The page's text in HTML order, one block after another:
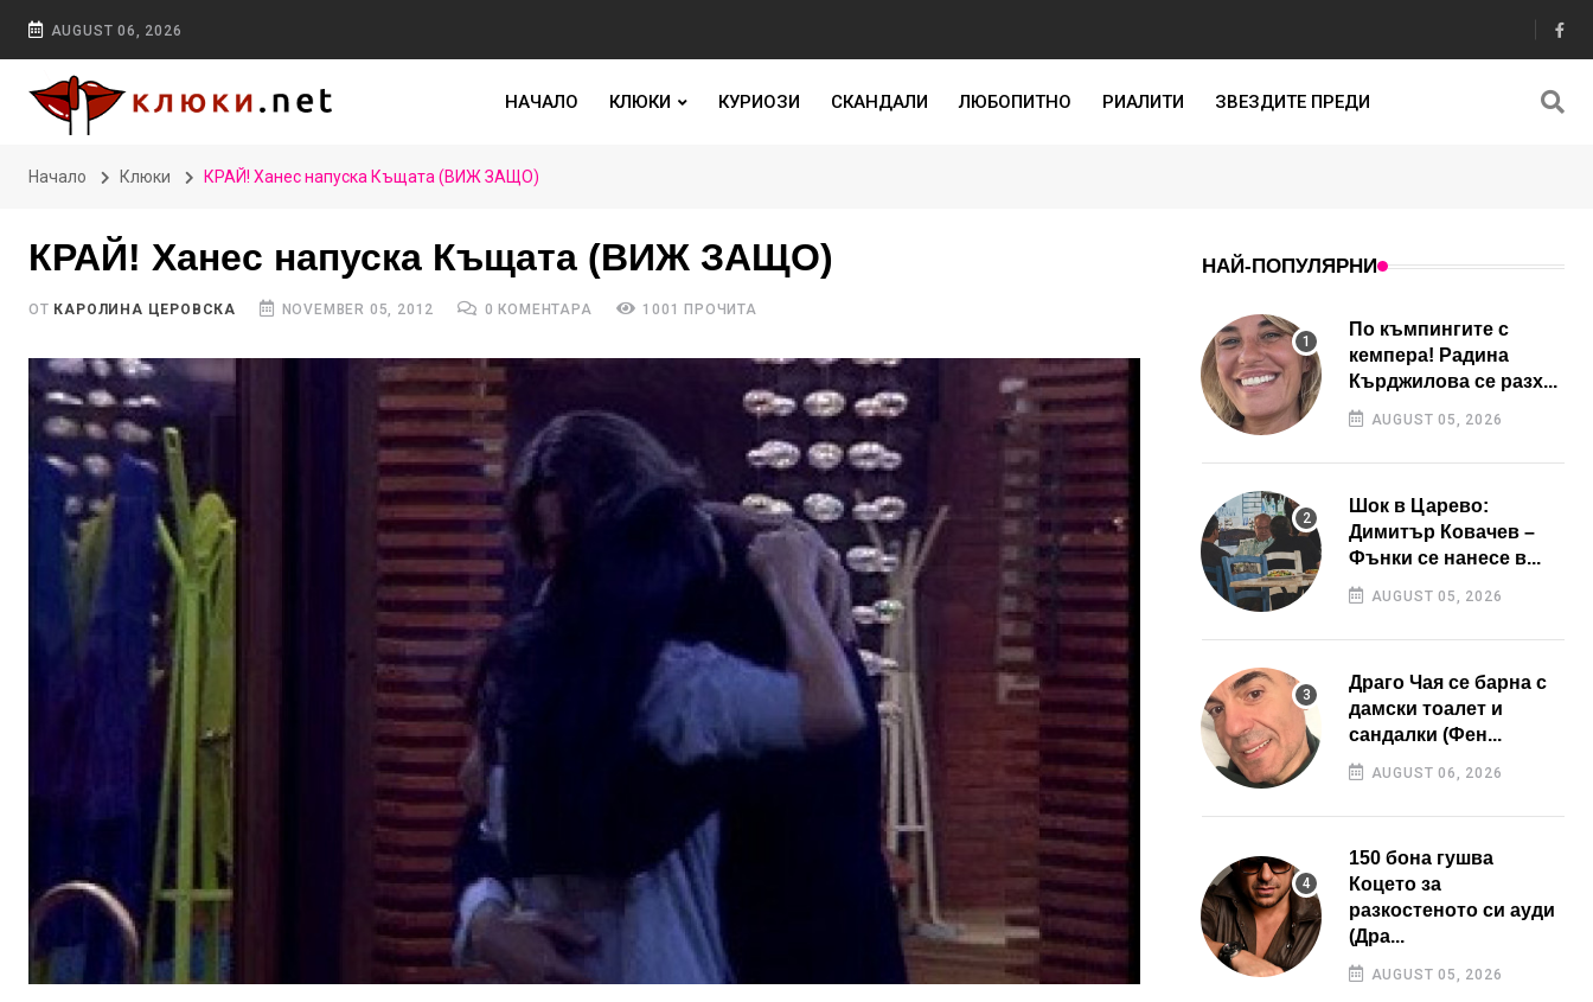
AUGUST 06, 2026
НАЧАЛО КЛЮКИ КУРИОЗИ СКАНДАЛИ ЛЮБОПИТНО РИАЛИТИ ЗВЕЗДИТЕ ПРЕДИ
Начало Клюки КРАЙ! Ханес напуска Къщата (ВИЖ ЗАЩО)
КРАЙ! Ханес напуска Къщата (ВИЖ ЗАЩО)
ОТ КАРОЛИНА ЦЕРОВСКА NOVEMBER 05, 2012 0 КОМЕНТАРА 1001 ПРОЧИТА
НАЙ-ПОПУЛЯРНИ
По къмпингите с
кемпера! Радина
Кърджилова се разх...
AUGUST 05, 2026
Шок в Царево:
Димитър Ковачев –
Фънки се нанесе в...
AUGUST 05, 2026
Драго Чая се барна с
дамски тоалет и
сандалки (Фен...
AUGUST 06, 2026
150 бона гушва
Коцето за
разкостеното си ауди
(Дра...
AUGUST 05, 2026